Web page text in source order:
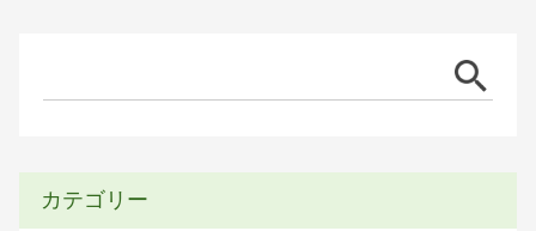
カテゴリー